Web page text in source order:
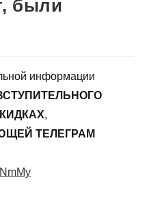
были
информации
,
ТЕЛЕГРАМ